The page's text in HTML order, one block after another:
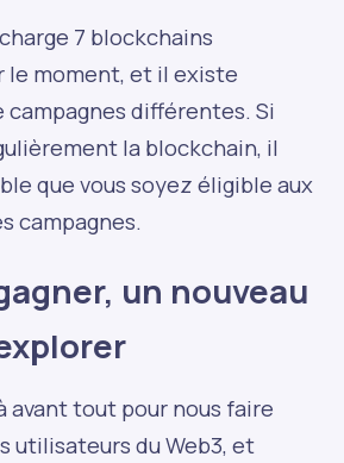
7 blockchains
le moment, et il existe
différentes. Si
la blockchain, il
que vous soyez éligible aux
campagnes.
un nouveau
avant tout pour nous faire
utilisateurs du Web3, et